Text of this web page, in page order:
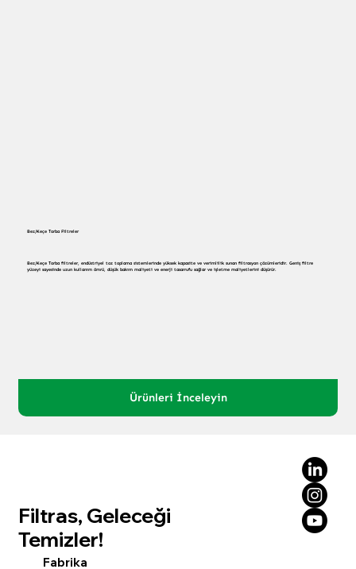
Bez/Keçe Torba Filtreler
Bez/Keçe Torba filtreler, endüstriyel toz toplama sistemlerinde yüksek kapasite ve verimlilik sunan filtrasyon çözümleridir. Geniş filtre
yüzeyi sayesinde uzun kullanım ömrü, düşük bakım maliyeti ve enerji tasarrufu sağlar ve işletme maliyetlerini düşürür.
Ürünleri İnceleyin
Filtras, Geleceği
Temizler!
Fabrika